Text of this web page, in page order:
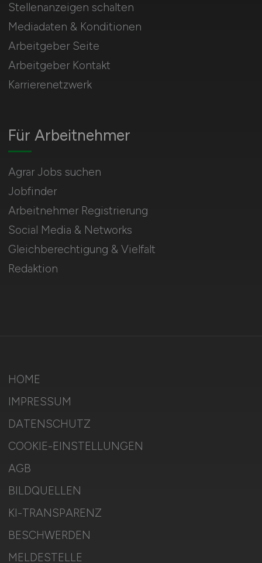
Für Arbeitnehmer
Agrar Jobs suchen
Jobfinder
Arbeitnehmer Registrierung
Social Media & Networks
Gleichberechtigung & Vielfalt
Redaktion
Stellenanzeigen schalten
Mediadaten & Konditionen
Arbeitgeber Seite
Arbeitgeber Kontakt
Karrierenetzwerk
HOME
IMPRESSUM
DATENSCHUTZ
COOKIE-EINSTELLUNGEN
AGB
BILDQUELLEN
KI-TRANSPARENZ
BESCHWERDEN
MELDESTELLE